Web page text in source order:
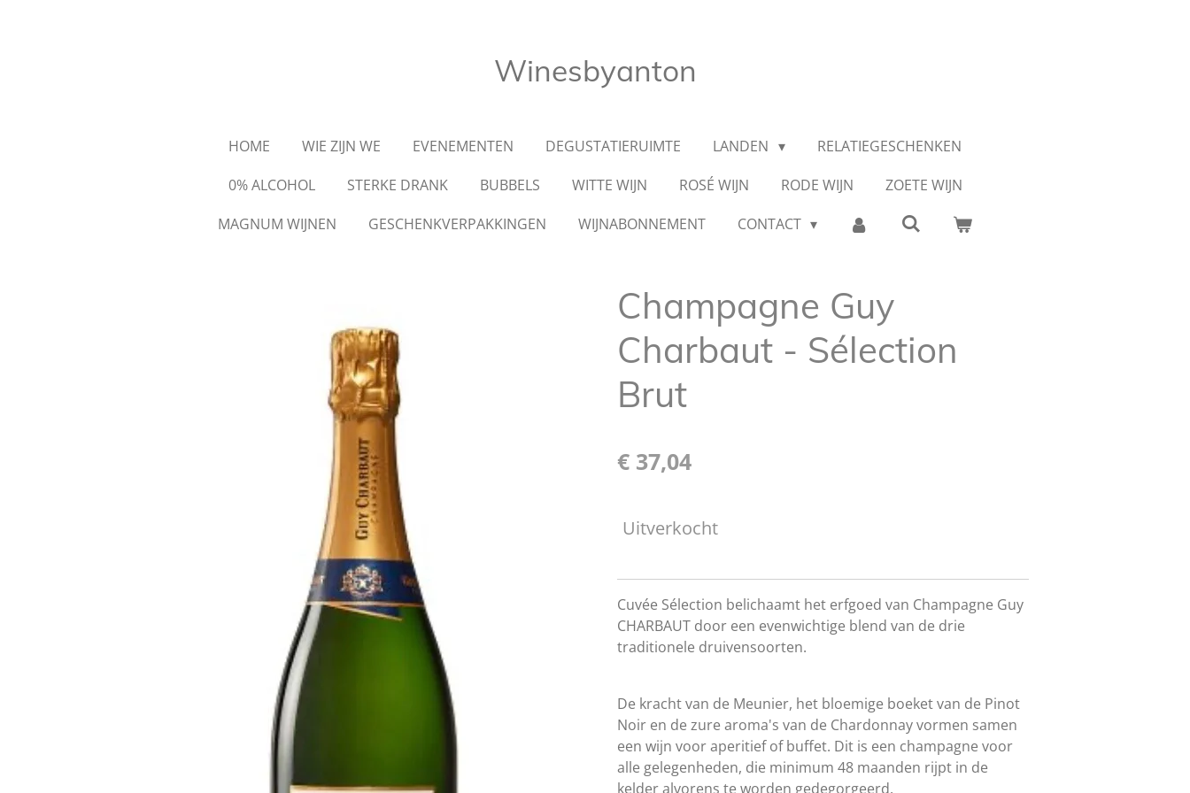
Winesbyanton
HOME WIE ZIJN WE EVENEMENTEN DEGUSTATIERUIMTE LANDEN
RELATIEGESCHENKEN
0% ALCOHOL
STERKE DRANK BUBBELS WITTE WIJN ROSÉ WIJN RODE WIJN
ZOETE WIJN
MAGNUM WIJNEN
GESCHENKVERPAKKINGEN WIJNABONNEMENT CONTACT
Champagne Guy
Charbaut - Sélection
Brut
€ 37,04
Uitverkocht
Cuvée Sélection belichaamt het erfgoed van Champagne Guy
CHARBAUT door een evenwichtige blend van de drie
traditionele druivensoorten.
De kracht van de Meunier, het bloemige boeket van de Pinot
Noir en de zure aroma's van de Chardonnay vormen samen
een wijn voor aperitief of buffet. Dit is een champagne voor
alle gelegenheden, die minimum 48 maanden rijpt in de
kelder alvorens te worden gedegorgeerd.